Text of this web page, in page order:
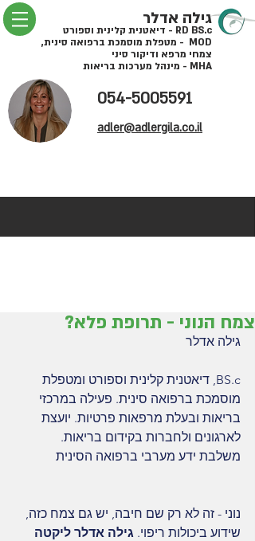
גילה אדלר
RD BS.c - דיאטנית קלינית וספורט
MOD - מטפלת מוסמכת ברפואה סינית,
צמחי מרפא ודיקור סיני
MHA - מינהל מערכות בריאות
054-5005591
adler@adlergila.co.il
צמח הנוני - תרופת פלא?
גילה אדלר
BS.c, דיאטנית קלינית וספורט ומטפלת
מוסמכת ברפואה סינית. פעילה במרכזי
בריאות ובעלת מרפאות פרטיות. יועצת
לארגונים ולחברות בקידום בריאות.
משלבת ידע מערבי ברפואה הסינית
נוני - זה לא רק שם חיבה, יש גם צמח כזה,
שידוע ביכולות ריפוי. גילה אדלר ליקטה